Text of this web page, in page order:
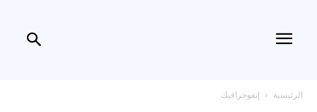
الرئيسية إنفوجرافيك